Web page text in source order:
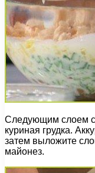
Следующим слоем
куриная грудка.
затем выложите
майонез.